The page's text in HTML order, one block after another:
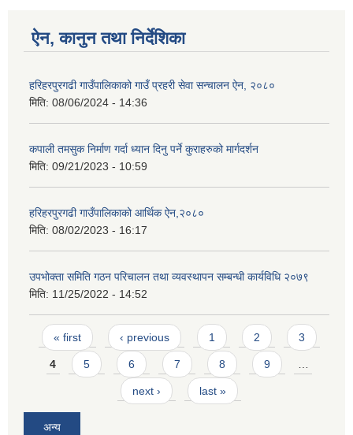
ऐन, कानुन तथा निर्देशिका
हरिहरपुरगढी गाउँपालिकाको गाउँ प्रहरी सेवा सन्चालन ऐन, २०८०
मिति: 08/06/2024 - 14:36
कपाली तमसुक निर्माण गर्दा ध्यान दिनु पर्ने कुराहरुको मार्गदर्शन
मिति: 09/21/2023 - 10:59
हरिहरपुरगढी गाउँपालिकाको आर्थिक ऐन,२०८०
मिति: 08/02/2023 - 16:17
उपभोक्ता समिति गठन परिचालन तथा व्यवस्थापन सम्बन्धी कार्यविधि २०७९
मिति: 11/25/2022 - 14:52
Pages
« first ‹ previous 1 2 3
4 5 6 7 8 9
next › last »
अन्य